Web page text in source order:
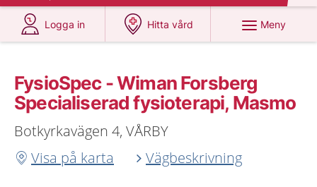
Logga in
på 1177.se
Hitta vård
på 1177.se
Meny
FysioSpec - Wiman Forsberg
Specialiserad fysioterapi, Masmo
Botkyrkavägen 4, VÅRBY
Visa på karta
Vägbeskrivning